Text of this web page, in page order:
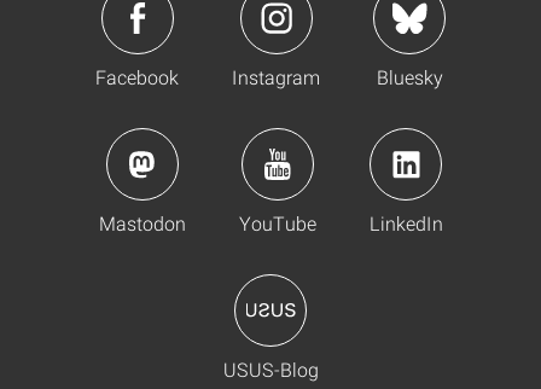
Facebook Instagram Bluesky
Mastodon YouTube LinkedIn
USUS-Blog